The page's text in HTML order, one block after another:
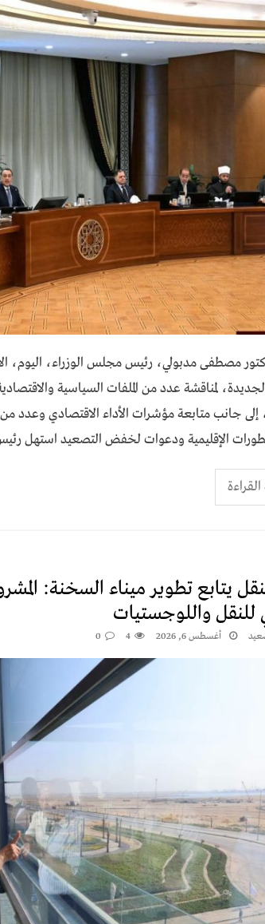
مصطفى مدبولي، رئيس مجلس الوزراء، اليوم،
لمناقشة عدد من الملفات السياسية
إلى جانب متابعة مؤشرات الأداء الاقتصادي وعدد من
الإقليمية ودعوات لخفض التصعيد استهل رئيس
يتابع تطوير ميناء السخنة:
للنقل واللوجستيات
أغسطس 6, 2026 4
0